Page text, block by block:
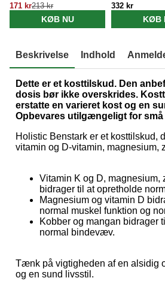
171 kr213 kr
KØB NU
332 kr
KØB
Beskrivelse Indhold
Dette er et kosttilskud. Den
dosis bør ikke overskrides.
erstatte en varieret kost og en
Opbevares utilgængeligt for små
Holistic Benstark er et kosttilskud,
vitamin og D-vitamin, magnesium,
Vitamin K og D, magnesium,
bidrager til at opretholde
Magnesium og vitamin D
normal muskel funktion og
Kobber og mangan bidrager
normal bindevæv.
Tænk på vigtigheden af en alsidig
og en sund livsstil.